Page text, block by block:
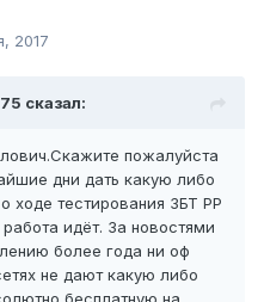
2017
сказал:
пожалуйста
дни дать какую либо
ходе тестирования ЗБТ РР
идёт. За новостями
более года ни оф
не дают какую либо